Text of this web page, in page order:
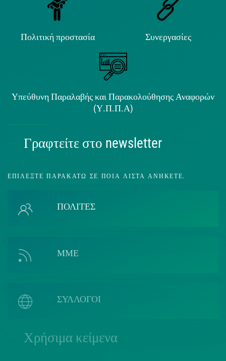
Πολιτική προστασία Συνεργασίες
Υπεύθυνη Παραλαβής και Παρακολούθησης Αναφορών
(Υ.Π.Π.Α)
Γραφτείτε στο newsletter
ΕΠΙΛΈΞΤΕ ΠΑΡΑΚΆΤΩ ΣΕ ΠΟΙΑ ΛΊΣΤΑ ΑΝΉΚΕΤΕ.
ΠΟΛΙΤΕΣ
ΜΜΕ
ΣΥΛΛΟΓΟΙ
Χρήσιμα κείμενα